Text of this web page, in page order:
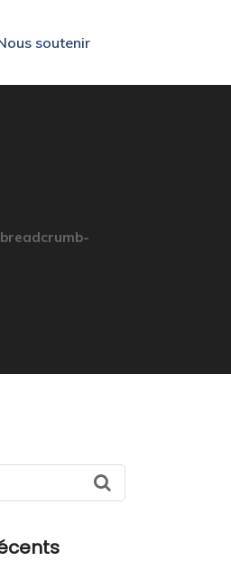
soutenir